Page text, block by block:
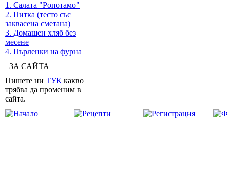
1. Салата "Ропотамо"
2. Питка (тесто със
заквасена сметана)
3. Домашен хляб без
месене
4. Пърленки на фурна
ЗА САЙТА
Пишете ни ТУК какво
трябва да променим в
сайта.